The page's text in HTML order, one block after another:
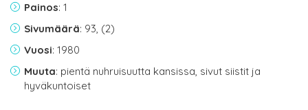
Painos: 1
Sivumäärä: 93, (2)
Vuosi: 1980
Muuta: pientä nuhruisuutta kansissa, sivut siistit ja
hyväkuntoiset